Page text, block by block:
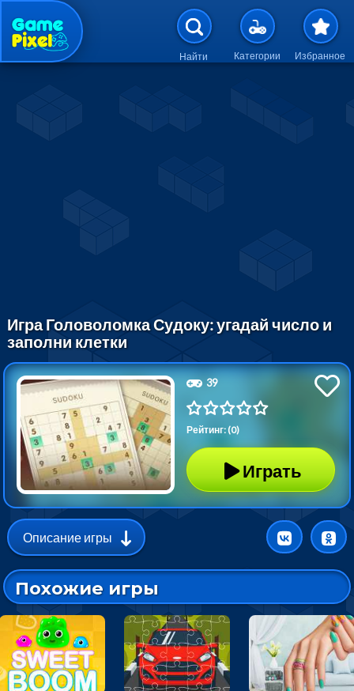
Перейти к основному
Найти Категории Избранное
Игра Головоломка Судоку: угадай число и
заполни клетки
39
Рейтинг: (0)
Играть
Описание игры
Похожие игры